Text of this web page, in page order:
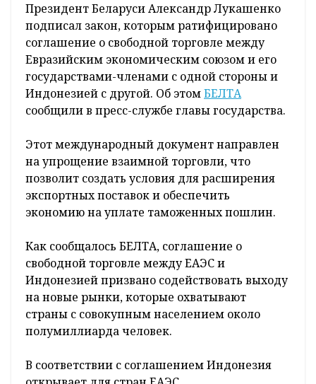
Президент Беларуси Александр Лукашенко
подписал закон, которым ратифицировано
соглашение о свободной торговле между
Евразийским экономическим союзом и его
государствами-членами с одной стороны и
Индонезией с другой. Об этомБЕЛТА
сообщили в пресс-службе главы государства.
Этот международный документ направлен
на упрощение взаимной торговли, что
позволит создать условия для расширения
экспортных поставок и обеспечить
экономию на уплате таможенных пошлин.
Как сообщалось БЕЛТА, соглашение о
свободной торговле между ЕАЭС и
Индонезией призвано содействовать выходу
на новые рынки, которые охватывают
страны с совокупным населением около
полумиллиарда человек.
В соответствии с соглашением Индонезия